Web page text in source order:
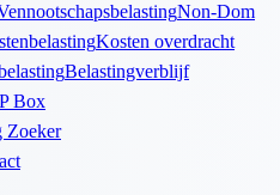
Non-Dom
Kosten overdracht
Belastingverblijf
Box
Zoeker